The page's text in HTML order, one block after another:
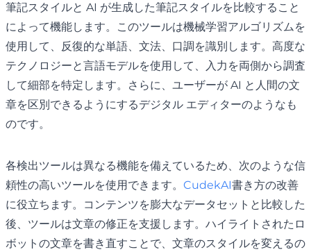
筆記スタイルと AI が生成した筆記スタイルを比較すること
によって機能します。このツールは機械学習アルゴリズムを
使用して、反復的な単語、文法、口調を識別します。高度な
テクノロジーと言語モデルを使用して、入力を両側から調査
して細部を特定します。さらに、ユーザーが AI と人間の文
章を区別できるようにするデジタル エディターのようなも
のです。
各検出ツールは異なる機能を備えているため、次のような信
頼性の高いツールを使用できます。 CudekAI書き方の改善
に役立ちます。コンテンツを膨大なデータセットと比較した
後、ツールは文章の修正を支援します。ハイライトされたロ
ボットの文章を書き直すことで、文章のスタイルを変えるの